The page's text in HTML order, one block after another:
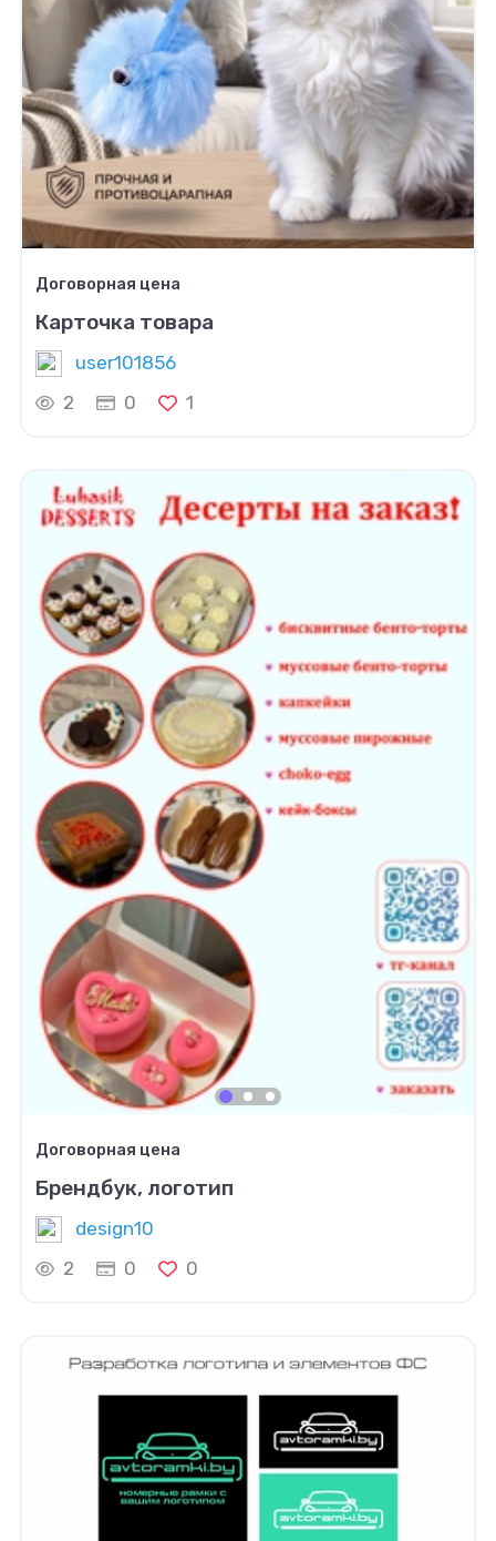
Договорная цена
Карточка товара
user101856
2
0 1
Договорная цена
Брендбук, логотип
design10
2
0 0